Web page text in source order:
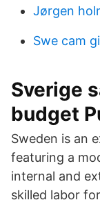
Jørgen
Swe cam
Sverige
budget
Sweden is an
featuring a
internal and
skilled labor